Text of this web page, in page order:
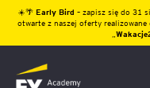
☀️🌴 Early Bird – zapisz się do 31
otwarte z naszej oferty